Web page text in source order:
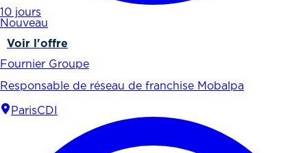
10 jours
Nouveau
Voir l'offre
Fournier Groupe
Responsable de réseau de franchise Mobalpa
ParisCDI